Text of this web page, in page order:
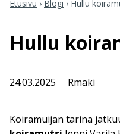
Etusivu › Blogi › Hullu
Hullu
24.03.2025 Rmaki
Koiramuijan tarina